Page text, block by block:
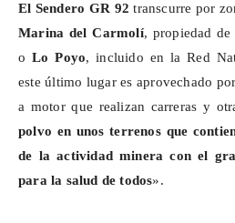
El Sendero GR 92transcurre por
Marina delCarmolí, propiedad
oLo Poyo, incluido en la Red
este último lugar es aprovechado
a motor que realizan carreras y
polvo en unos terrenos que
de la actividad minera con el
para la salud de todos».